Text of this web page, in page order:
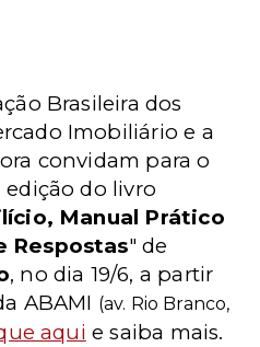
Brasileira dos
Imobiliário e a
convidam para o
edição do livro
Manual Prático
Respostas" de
, no dia 19/6, a partir
ABAMI (av. Rio Branco,
aqui e saiba mais.